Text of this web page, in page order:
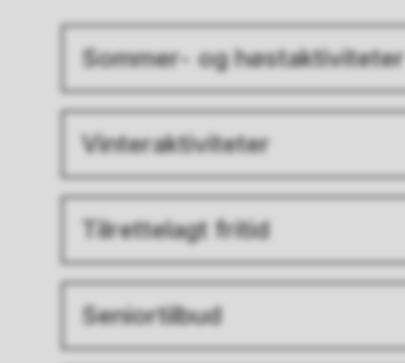
Sommer- og høstaktiviteter
Vinteraktiviteter
Tilrettelagt fritid
Seniortilbud